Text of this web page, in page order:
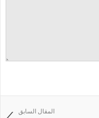
المقال السابق